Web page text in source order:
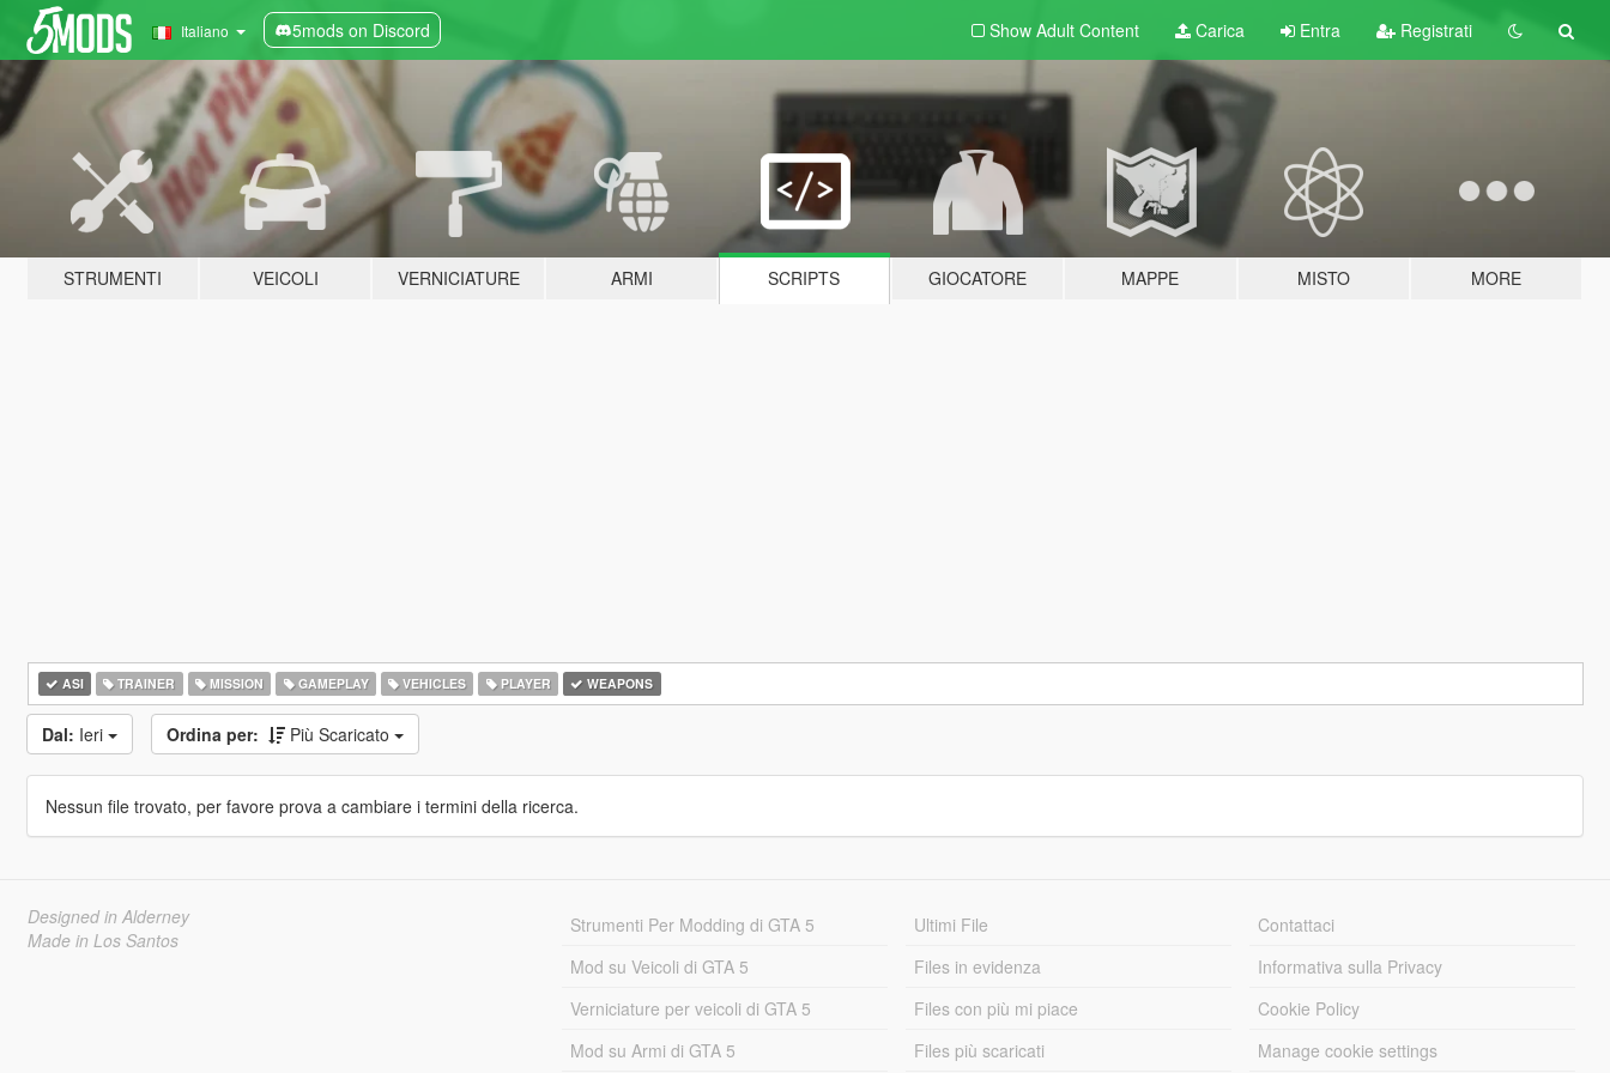
Italiano 5mods on Discord Show Adult Content Carica Entra Registrati
STRUMENTI VEICOLI VERNICIATURE ARMI SCRIPTS GIOCATORE MAPPE MISTO MORE
ASI TRAINER MISSION GAMEPLAY VEHICLES PLAYER WEAPONS
Dal: Ieri Ordina per: Più Scaricato
Nessun file trovato, per favore prova a cambiare i termini della ricerca.
Designed in Alderney
Made in Los Santos
Strumenti Per Modding di GTA 5
Mod su Veicoli di GTA 5
Verniciature per veicoli di GTA 5
Mod su Armi di GTA 5
Ultimi File
Files in evidenza
Files con più mi piace
Files più scaricati
Contattaci
Informativa sulla Privacy
Cookie Policy
Manage cookie settings